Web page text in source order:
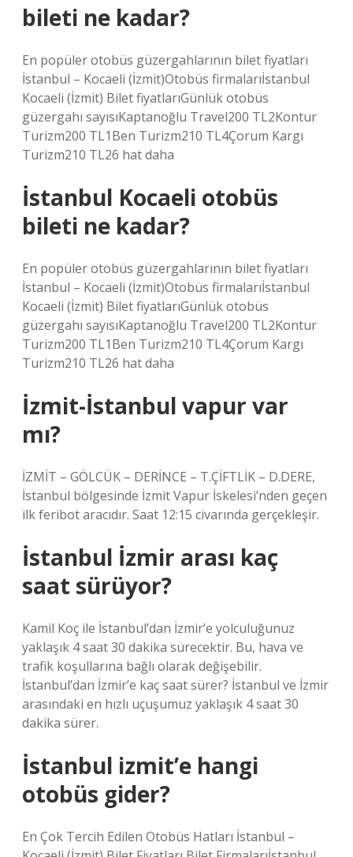
bileti ne kadar?
En popüler otobüs güzergahlarının bilet fiyatları
İstanbul – Kocaeli (İzmit)Otobüs firmalarıİstanbul
Kocaeli (İzmit) Bilet fiyatlarıGünlük otobüs
güzergahı sayısıKaptanoğlu Travel200 TL2Kontur
Turizm200 TL1Ben Turizm210 TL4Çorum Kargı
Turizm210 TL26 hat daha
İstanbul Kocaeli otobüs
bileti ne kadar?
En popüler otobüs güzergahlarının bilet fiyatları
İstanbul – Kocaeli (İzmit)Otobüs firmalarıİstanbul
Kocaeli (İzmit) Bilet fiyatlarıGünlük otobüs
güzergahı sayısıKaptanoğlu Travel200 TL2Kontur
Turizm200 TL1Ben Turizm210 TL4Çorum Kargı
Turizm210 TL26 hat daha
İzmit-İstanbul vapur var
mı?
İZMİT – GÖLCÜK – DERİNCE – T.ÇİFTLİK – D.DERE,
İstanbul bölgesinde İzmit Vapur İskelesi’nden geçen
ilk feribot aracıdır. Saat 12:15 civarında gerçekleşir.
İstanbul İzmir arası kaç
saat sürüyor?
Kamil Koç ile İstanbul’dan İzmir’e yolculuğunuz
yaklaşık 4 saat 30 dakika sürecektir. Bu, hava ve
trafik koşullarına bağlı olarak değişebilir.
İstanbul’dan İzmir’e kaç saat sürer? İstanbul ve İzmir
arasındaki en hızlı uçuşumuz yaklaşık 4 saat 30
dakika sürer.
İstanbul izmit’e hangi
otobüs gider?
En Çok Tercih Edilen Otobüs Hatları İstanbul –